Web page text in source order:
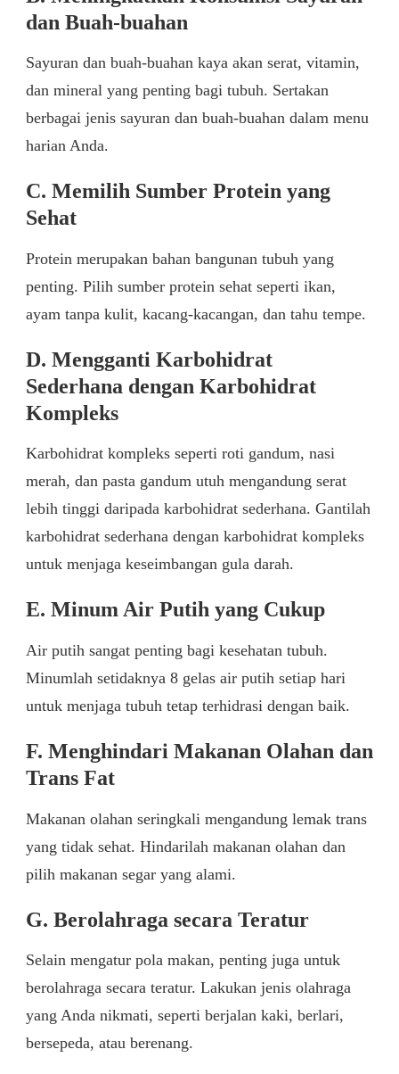
dan Buah-buahan
Sayuran dan buah-buahan kaya akan serat, vitamin,
dan mineral yang penting bagi tubuh. Sertakan
berbagai jenis sayuran dan buah-buahan dalam menu
harian Anda.
C. Memilih Sumber Protein yang
Sehat
Protein merupakan bahan bangunan tubuh yang
penting. Pilih sumber protein sehat seperti ikan,
ayam tanpa kulit, kacang-kacangan, dan tahu tempe.
D. Mengganti Karbohidrat
Sederhana dengan Karbohidrat
Kompleks
Karbohidrat kompleks seperti roti gandum, nasi
merah, dan pasta gandum utuh mengandung serat
lebih tinggi daripada karbohidrat sederhana. Gantilah
karbohidrat sederhana dengan karbohidrat kompleks
untuk menjaga keseimbangan gula darah.
E. Minum Air Putih yang Cukup
Air putih sangat penting bagi kesehatan tubuh.
Minumlah setidaknya 8 gelas air putih setiap hari
untuk menjaga tubuh tetap terhidrasi dengan baik.
F. Menghindari Makanan Olahan dan
Trans Fat
Makanan olahan seringkali mengandung lemak trans
yang tidak sehat. Hindarilah makanan olahan dan
pilih makanan segar yang alami.
G. Berolahraga secara Teratur
Selain mengatur pola makan, penting juga untuk
berolahraga secara teratur. Lakukan jenis olahraga
yang Anda nikmati, seperti berjalan kaki, berlari,
bersepeda, atau berenang.